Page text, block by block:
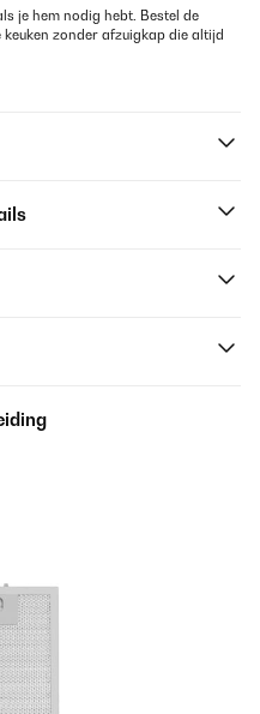
je hem nodig hebt. Bestel de
zonder afzuigkap die altijd